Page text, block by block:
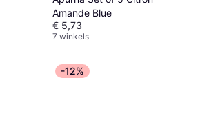
Amande Blue
€ 5,73
7 winkels
-12%